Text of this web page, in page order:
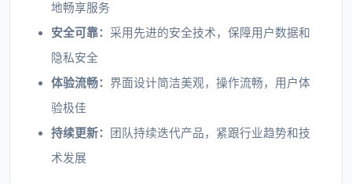
地畅享服务
安全可靠： 采用先进的安全技术，保障用户数据和
隐私安全
体验流畅： 界面设计简洁美观，操作流畅，用户体
验极佳
持续更新：
团队持续迭代产品，紧跟行业趋势和技
术发展